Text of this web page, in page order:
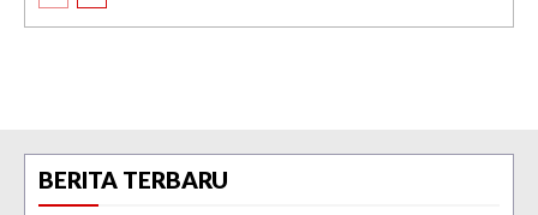
BERITA TERBARU